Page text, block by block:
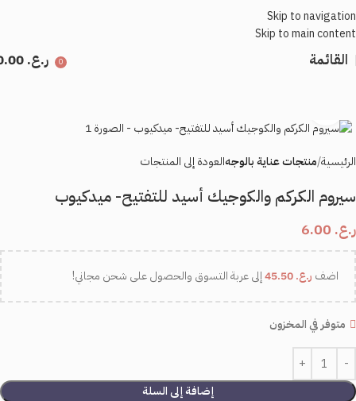
Skip to navigation
Skip to main content
القائمة 0 ر.ع.
الرئيسية منتجات عناية بالوجهالعودة إلى المنتجات
سيروم الكركم والكوجيك أسيد للتفتيح- ميدكيوب
ر.ع.
اضف ر.ع. إلى عربة التسوق والحصول على شحن مجاني!
متوفر في المخزون
إضافة إلى السلة